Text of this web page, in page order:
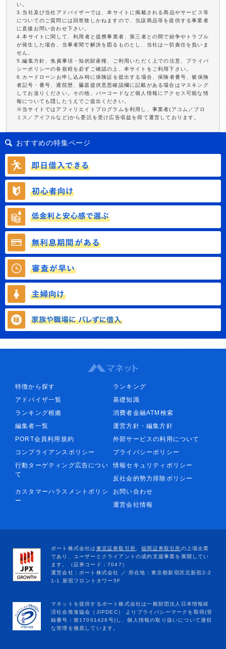
い。
3.当社及び当社アドバイザーでは、本サイトに掲載される商品やサービス等
についてのご質問には回答致しかねますので、当該商品等を提供する事業者
に直接お問い合わせ下さい。
4.本サイトに関して、利用者と提携事業者、第三者との間で紛争やトラブル
が発生した場合、当事者間で解決を図るものとし、当社は一切責任を負いま
せん。
5.編集方針、免責事項・知的財産権、ご利用いただく上での注意、プライバ
シーポリシーの各規程を必ずご確認の上、本サイトをご利用下さい。
6.カードローンお申し込み時に保険証を提出する場合、保険者番号、被保険
者記号・番号、通院歴、臓器提供意思確認欄に記載がある場合はマスキング
してお送りください。その他、バーコードなど個人情報にアクセス可能な情
報についても隠したうえでご提出ください。
※当サイトではアフィリエイトプログラムを利用し、事業者(アコム／プロ
ミス／アイフルなど)から委託を受け広告収益を得て運営しております。
おすすめの特集ページ
特徴から探す
ランキング
アドバイザ一覧
基礎知識
ランキング根拠
消費者金融ATM検索
編集者一覧
運営方針・編集方針
PORT会員利用規約
外部サービスの利用について
コンプライアンスポリシー
プライバシーポリシー
行動ターゲティング広告につい
て
情報セキュリティポリシー
反社会的勢力排除ポリシー
カスタマーハラスメントポリシ
ー
お問い合わせ
運営会社情報